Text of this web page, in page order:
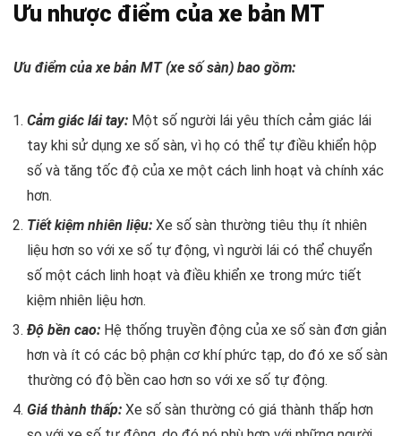
Ưu nhược điểm của xe bản MT
Ưu điểm của xe bản MT (xe số sàn) bao gồm:
Cảm giác lái tay: Một số người lái yêu thích cảm giác lái
tay khi sử dụng xe số sàn, vì họ có thể tự điều khiển hộp
số và tăng tốc độ của xe một cách linh hoạt và chính xác
hơn.
Tiết kiệm nhiên liệu: Xe số sàn thường tiêu thụ ít nhiên
liệu hơn so với xe số tự động, vì người lái có thể chuyển
số một cách linh hoạt và điều khiển xe trong mức tiết
kiệm nhiên liệu hơn.
Độ bền cao: Hệ thống truyền động của xe số sàn đơn giản
hơn và ít có các bộ phận cơ khí phức tạp, do đó xe số sàn
thường có độ bền cao hơn so với xe số tự động.
Giá thành thấp: Xe số sàn thường có giá thành thấp hơn